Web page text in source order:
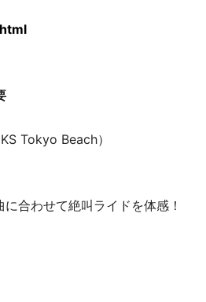
Tokyo Beach）
合わせて絶叫ライドを体感！